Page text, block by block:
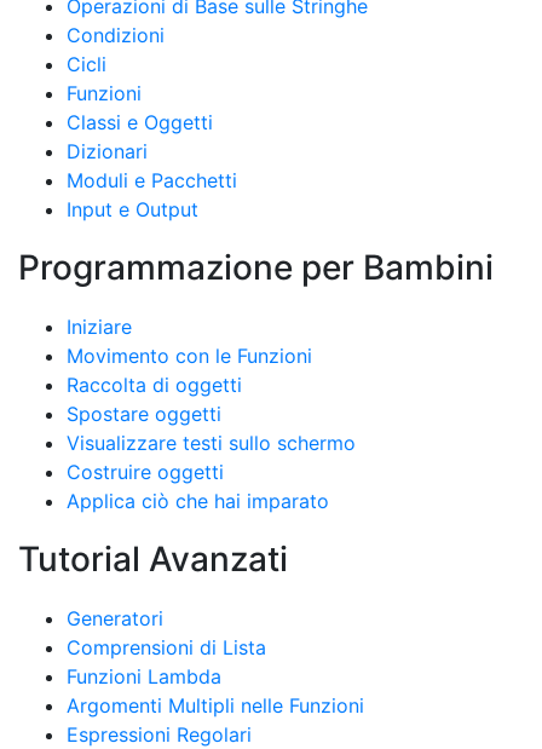
Operazioni di Base sulle Stringhe
Condizioni
Cicli
Funzioni
Classi e Oggetti
Dizionari
Moduli e Pacchetti
Input e Output
Programmazione per Bambini
Iniziare
Movimento con le Funzioni
Raccolta di oggetti
Spostare oggetti
Visualizzare testi sullo schermo
Costruire oggetti
Applica ciò che hai imparato
Tutorial Avanzati
Generatori
Comprensioni di Lista
Funzioni Lambda
Argomenti Multipli nelle Funzioni
Espressioni Regolari